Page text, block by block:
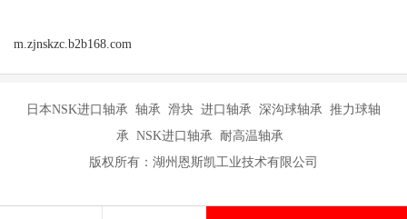
m.zjnskzc.b2b168.com
日本NSK进口轴承 轴承 滑块 进口轴承 深沟球轴承 推力球轴
承 NSK进口轴承 耐高温轴承
版权所有：湖州恩斯凯工业技术有限公司